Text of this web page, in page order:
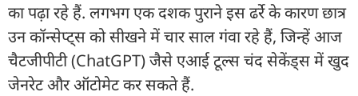
का पढ़ा रहे हैं. लगभग एक दशक पुराने इस ढर्रे के कारण छात्र
उन कॉन्सेप्ट्स को सीखने में चार साल गंवा रहे हैं, जिन्हें आज
चैटजीपीटी (ChatGPT) जैसे एआई टूल्स चंद सेकेंड्स में खुद
जेनरेट और ऑटोमेट कर सकते हैं.